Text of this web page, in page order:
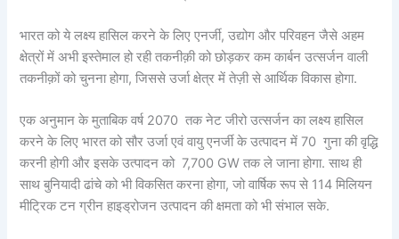
भारत को ये लक्ष्य हासिल करने के लिए एनर्जी, उद्योग और परिवहन जैसे अहम
क्षेत्रों में अभी इस्तेमाल हो रही तकनीक़ी को छोड़कर कम कार्बन उत्सर्जन वाली
तकनीक़ों को चुनना होगा, जिससे उर्जा क्षेत्र में तेज़ी से आर्थिक विकास होगा.
एक अनुमान के मुताबिक वर्ष 2070 तक नेट जीरो उत्सर्जन का लक्ष्य हासिल
करने के लिए भारत को सौर उर्जा एवं वायु एनर्जी के उत्पादन में 70 गुना की वृद्धि
करनी होगी और इसके उत्पादन को 7,700 GW तक ले जाना होगा. साथ ही
साथ बुनियादी ढांचे को भी विकसित करना होगा, जो वार्षिक रूप से 114 मिलियन
मीट्रिक टन ग्रीन हाइड्रोजन उत्पादन की क्षमता को भी संभाल सके.